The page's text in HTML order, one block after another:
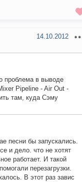
14.10.2012
проблема в выводе
Pipeline - Air Out -
там, куда Сэму
песни бы запускались.
и дело. что не хотят
работает. И такой
перезагрузки.
В этот раз завис